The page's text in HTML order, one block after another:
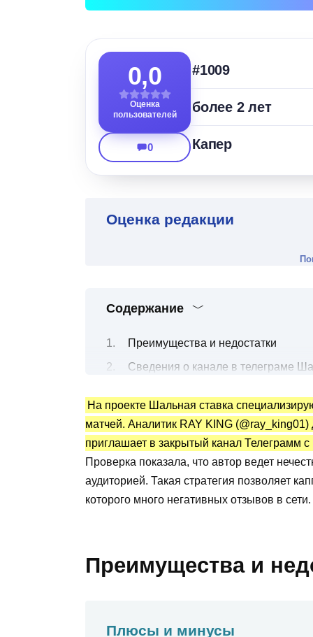
0,0
Оценка
пользователей
0
#1009
более 2 лет
Капер
Оценка редакции
Содержание
Преимущества и недостатки
Сведения о канале в телеграме
Как можно увеличить банк до 100
Канал Telegram Шальная ставка:
Стоит ли ставить с аналитиком? –
На проекте Шальная ставка
матчей. Аналитик RAY KING
приглашает в закрытый канал Телеграмм
Проверка показала, что автор ведет
аудиторией. Такая стратегия позволяет
которого много негативных отзывов в сети.
Преимущества и
Плюсы и минусы